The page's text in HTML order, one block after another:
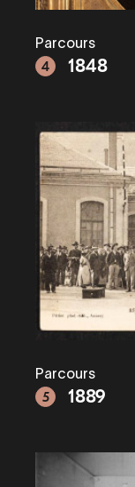
Parcours
4
1848
Parcours
5
1889